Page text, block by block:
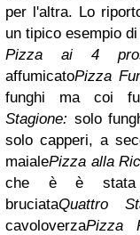
per l'altra. Lo
un tipico esempio
Pizza ai 4
affumicatoPizza
funghi ma coi
Stagione: solo
solo capperi, a
maialePizza alla
che è è stata
bruciataQuattro
cavoloverzaPizza